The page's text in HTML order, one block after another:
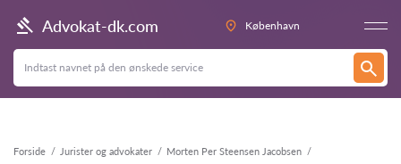
Advokat-dk.com København
Forside Jurister og advokater Morten Per Steensen Jacobsen
Tilbage